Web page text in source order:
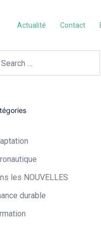
Actualité Contact
les NOUVELLES
durable